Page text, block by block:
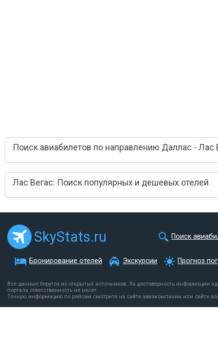
Поиск авиабилетов по направлению Даллас - Лас
Лас Вегас: Поиск популярных и дешевых отелей
SkyStats.ru Поиск
Бронирование отелей Экскурсии Прогноз
Все данные берутся из открытых источников. За достоверность информации
портала ответственность не несет.
Точную информацию по рейсам смотрите на сайте авиакомпании или сайте